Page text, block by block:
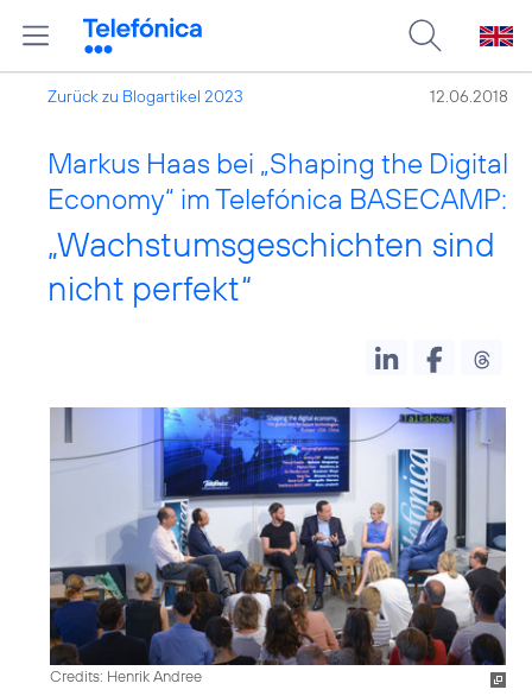
Zurück zu Blogartikel 2023 12.06.2018
Markus Haas bei „Shaping the Digital
Economy“ im Telefónica BASECAMP:
„Wachstumsgeschichten sind
nicht perfekt“
Credits: Henrik Andree